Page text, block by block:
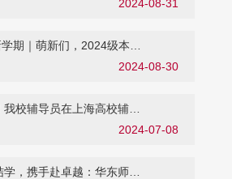
题培训暨“大学生心理健康与2024-08-31
期｜萌新们，2024级本科
2024-08-30
校辅导员在上海高校辅导
2024-07-08
，携手赴卓越：华东师范